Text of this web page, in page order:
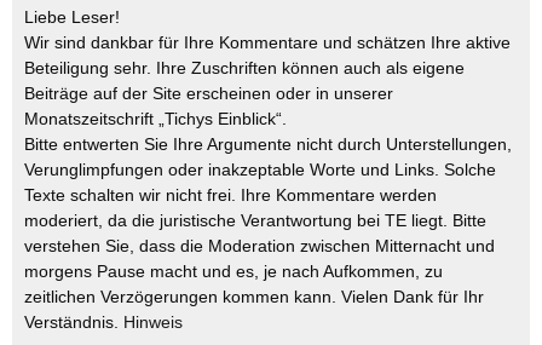
Liebe Leser!
Wir sind dankbar für Ihre Kommentare und schätzen Ihre aktive
Beteiligung sehr. Ihre Zuschriften können auch als eigene
Beiträge auf der Site erscheinen oder in unserer
Monatszeitschrift „Tichys Einblick“.
Bitte entwerten Sie Ihre Argumente nicht durch Unterstellungen,
Verunglimpfungen oder inakzeptable Worte und Links. Solche
Texte schalten wir nicht frei. Ihre Kommentare werden
moderiert, da die juristische Verantwortung bei TE liegt. Bitte
verstehen Sie, dass die Moderation zwischen Mitternacht und
morgens Pause macht und es, je nach Aufkommen, zu
zeitlichen Verzögerungen kommen kann. Vielen Dank für Ihr
Verständnis. Hinweis